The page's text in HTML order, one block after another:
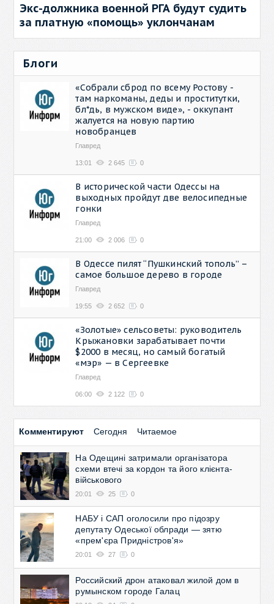
Экс-должника военной РГА будут судить
за платную «помощь» уклончанам
Блоги
«Собрали сброд по всему Ростову -
там наркоманы, деды и проститутки,
бл*дь, в мужском виде», - оккупант
жалуется на новую партию
новобранцев
Главред
13:01 2 645 0
В исторической части Одессы на
выходных пройдут две велосипедные
гонки
Главред
21:00 2 006 0
В Одессе пилят “Пушкинский тополь” –
самое большое дерево в городе
Главред
19:55 2 652 0
«Золотые» сельсоветы: руководитель
Крыжановки зарабатывает почти
$2000 в месяц, но самый богатый
«мэр» — в Сергеевке
Главред
06:00 2 122 0
Комментируют Сегодня Читаемое
На Одещині затримали організатора
схеми втечі за кордон та його клієнта-
військового
20:01 25 0
НАБУ і САП оголосили про підозру
депутату Одеської облради — зятю
«прем'єра Придністров'я»
20:01 27 0
Российский дрон атаковал жилой дом в
румынском городе Галац